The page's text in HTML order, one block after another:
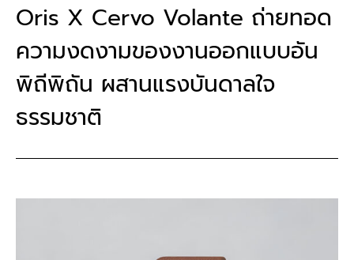
Oris X Cervo Volante ถ่ายทอด
ความงดงามของงานออกแบบอัน
พิถีพิถัน ผสานแรงบันดาลใจ
ธรรมชาติ